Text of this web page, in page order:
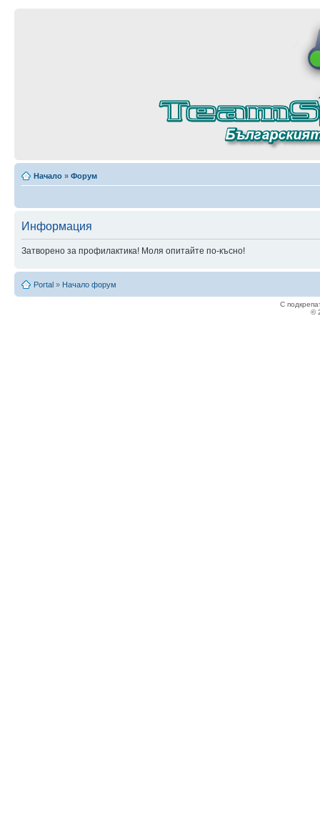
Начало » Форум
Информация
Затворено за профилактика! Моля опитайте по-късно!
Portal » Начало форум
С
©